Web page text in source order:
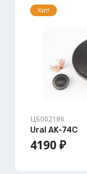
Хит!
ЦБ002186
Ural AK-74C
4190 ₽